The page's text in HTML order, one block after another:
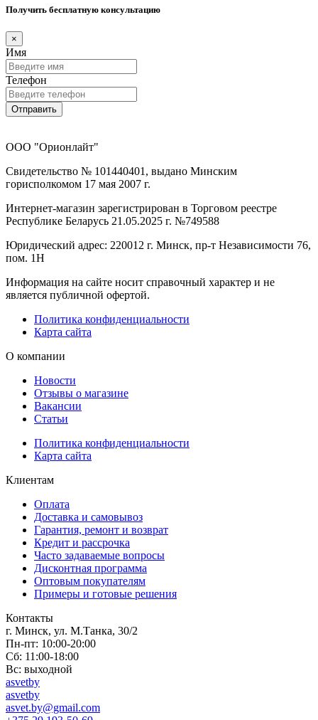
Получить бесплатную консультацию
×
Имя
Телефон
Отправить
ООО "Орионлайт"
Свидетельство № 101440401, выдано Минским
горисполкомом 17 мая 2007 г.
Интернет-магазин зарегистрирован в Торговом реестре
Республике Беларусь 21.05.2025 г. №749588
Юридический адрес: 220012 г. Минск, пр-т Независимости 76,
пом. 1Н
Информация на сайте носит справочный характер и не
является публичной офертой.
Политика конфиденциальности
Карта сайта
О компании
Новости
Отзывы о магазине
Вакансии
Статьи
Политика конфиденциальности
Карта сайта
Клиентам
Оплата
Доставка и самовывоз
Гарантия, ремонт и возврат
Кредит и рассрочка
Часто задаваемые вопросы
Дисконтная программа
Оптовым покупателям
Примеры и готовые решения
Контакты
г. Минск, ул. М.Танка, 30/2
Пн-пт: 10:00-20:00
Сб: 11:00-18:00
Вс: выходной
asvetby
asvetby
asvet.by@gmail.com